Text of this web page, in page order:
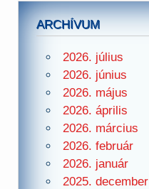
ARCHÍVUM
2026. július
2026. június
2026. május
2026. április
2026. március
2026. február
2026. január
2025. december